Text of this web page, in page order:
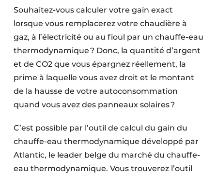
Souhaitez-vous calculer votre gain exact
lorsque vous remplacerez votre chaudière à
gaz, à l’électricité ou au fioul par un chauffe-eau
thermodynamique ? Donc, la quantité d’argent
et de CO2 que vous épargnez réellement, la
prime à laquelle vous avez droit et le montant
de la hausse de votre autoconsommation
quand vous avez des panneaux solaires ?
C’est possible par l’outil de calcul du gain du
chauffe-eau thermodynamique développé par
Atlantic, le leader belge du marché du chauffe-
eau thermodynamique. Vous trouverez l’outil